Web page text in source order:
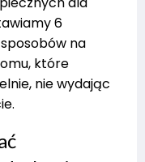
6
na
które
nie wydając